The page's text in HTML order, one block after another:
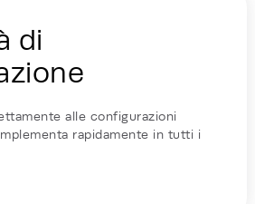
di
alle configurazioni
rapidamente in tutti i